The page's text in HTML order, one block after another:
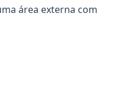
área externa com